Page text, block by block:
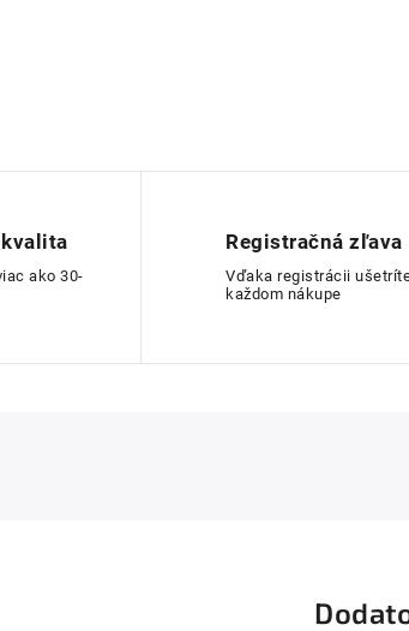
ako 30-
Registračná zľava
Vďaka registrácii
každom nákupe